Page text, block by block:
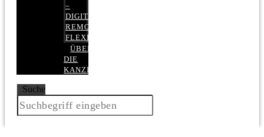
–
DIGITAL,
REMOTE,
FLEXIBEL
ÜBER
DIE
KANZLEI
Suche